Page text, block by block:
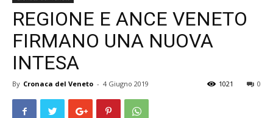
REGIONE E ANCE VENETO
FIRMANO UNA NUOVA
INTESA
By Cronaca del Veneto - 4 Giugno 2019 0
1021